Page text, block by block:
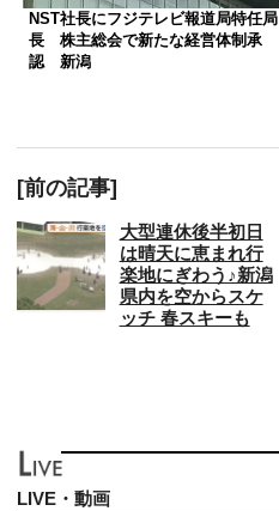
NST社長にフジテレビ報道局特任局
長 株主総会で新たな経営体制承
認 新潟
[前の記事]
大型連休後半初日
は晴天に恵まれ行
楽地にぎわう♪新潟
県内を空からスケ
ッチ 春スキーも
LIVE・動画